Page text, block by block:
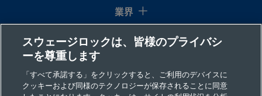
2507-600-
1-6-SG2
Super
Duplex
Stainless
Steel
3/8
チ
Swagelok®
手
3/8
チ
業界
コラム
リソース
スウェージロックは、皆様のプライバシ
ーを尊重します
「すべて承諾する」をクリックすると、ご利用のデバイスに
クッキーおよび同様のテクノロジーが保存されることに同意